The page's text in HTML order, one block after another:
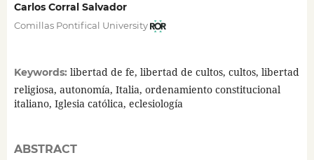
Carlos Corral Salvador
Comillas Pontifical University
Keywords: libertad de fe, libertad de cultos, cultos, libertad
religiosa, autonomía, Italia, ordenamiento constitucional
italiano, Iglesia católica, eclesiología
ABSTRACT